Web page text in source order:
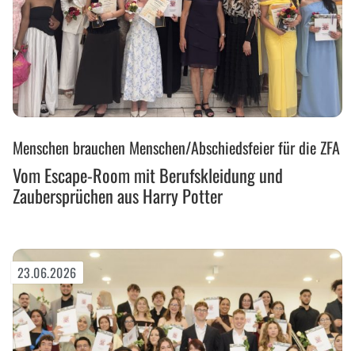
Escape-
Room
mit
Berufskleidung
aus
Harry
Potter
Menschen brauchen Menschen/Abschiedsfeier für die ZFA
Vom Escape-Room mit Berufskleidung und
Zaubersprüchen aus Harry Potter
23.06.2026